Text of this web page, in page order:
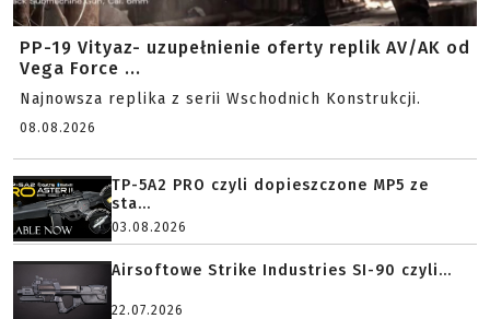
PP-19 Vityaz- uzupełnienie oferty replik AV/AK od
Vega Force ...
Najnowsza replika z serii Wschodnich Konstrukcji.
08.08.2026
TP-5A2 PRO czyli dopieszczone MP5 ze
sta...
03.08.2026
Airsoftowe Strike Industries SI-90 czyli...
22.07.2026